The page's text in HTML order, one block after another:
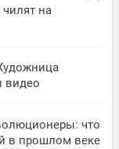
на
видео
что
в прошлом веке